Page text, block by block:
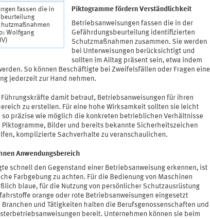
fassen die in
Wolfgang
Piktogramme fördern Verständlichkeit
Betriebsanweisungen fassen die in der
Gefährdungsbeurteilung identifizierten
Schutzmaßnahmen zusammen. Sie werden
bei Unterweisungen berücksichtigt und
sollten im Alltag präsent sein, etwa indem
So können Beschäftigte bei Zweifelsfällen oder Fragen eine
jederzeit zur Hand nehmen.
Führungskräfte damit betraut, Betriebsanweisungen für ihren
zu erstellen. Für eine hohe Wirksamkeit sollten sie leicht
präzise wie möglich die konkreten betrieblichen Verhältnisse
Bilder und bereits bekannte Sicherheitszeichen
komplizierte Sachverhalte zu veranschaulichen.
Anwendungsbereich
schnell den Gegenstand einer Betriebsanweisung erkennen, ist
Farbgebung zu achten. Für die Bedienung von Maschinen
blaue, für die Nutzung von persönlicher Schutzausrüstung
orange oder rote Betriebsanweisungen eingesetzt
Branchen und Tätigkeiten halten die Berufsgenossenschaften und
bereit. Unternehmen können sie beim